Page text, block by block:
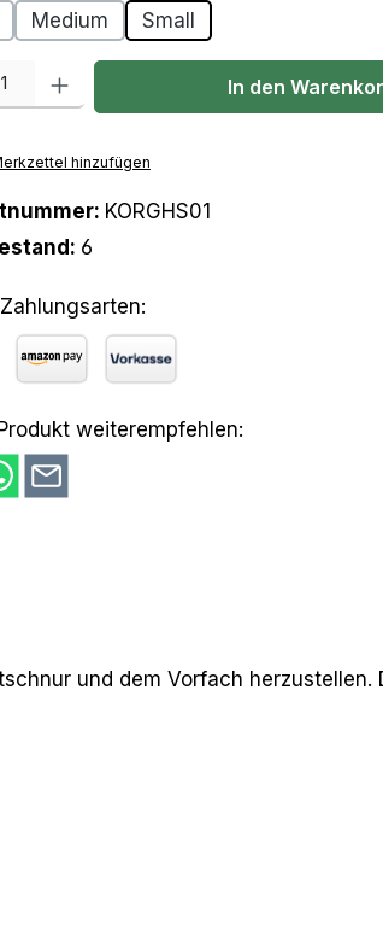
Medium Small
Gib den gewünschten Wert ein oder
In den
hinzufügen
KORGHS01
6
weiterempfehlen:
und dem Vorfach herzustellen.